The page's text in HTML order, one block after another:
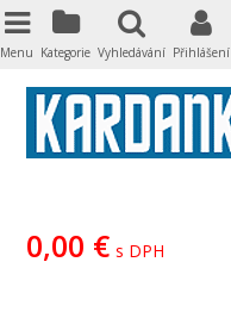
0,00 € s DPH
Menu Kategorie Vyhledávání Přihlášení